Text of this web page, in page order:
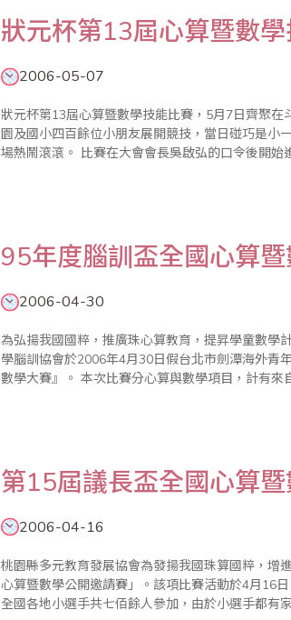
狀元杯第13屆心算暨數
2006-05-07
狀元杯第13屆心算暨數學技能比賽，5月7日齊聚
園及國小四百餘位小朋友展開競技，當日碰巧是小
場熱鬧滾滾。 比賽在大會會長吳啟弘的口令後開始進行，現場只見選手以迅雷不及掩耳的速度，快速翻過考
95年度腦訓盃全國心算
2006-04-30
為弘揚我國國粹，推廣珠心算教育，提昇學童數學
學腦訓協會於2006年4月30日假台北市劍潭海外青
數學大賽』。 本次比賽分心算與數學項目，計有來自全國各地之國民中、小學及幼稚園選手八百多名參賽，
第15屆議長盃全國心算
2006-04-16
桃園縣多元教育發展協會為發揚我國珠算國粹，增
心算暨數學公開邀請賽」。該項比賽活動於4月16
全國各地小選手共七佰餘人參加，由於小選手都有